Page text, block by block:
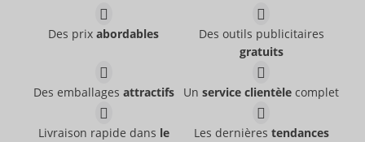
Des prixabordables
Des outils publicitaires
gratuits
Des emballages attractifs Unservice clientèle complet
Livraison rapide dans le
Les dernières tendances